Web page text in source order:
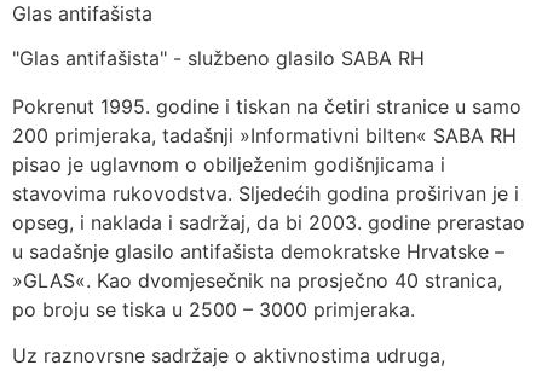
Glas antifašista
"Glas antifašista" - službeno glasilo SABA RH
Pokrenut 1995. godine i tiskan na četiri stranice u samo
200 primjeraka, tadašnji »Informativni bilten« SABA RH
pisao je uglavnom o obilježenim godišnjicama i
stavovima rukovodstva. Sljedećih godina proširivan je i
opseg, i naklada i sadržaj, da bi 2003. godine prerastao
u sadašnje glasilo antifašista demokratske Hrvatske –
»GLAS«. Kao dvomjesečnik na prosječno 40 stranica,
po broju se tiska u 2500 – 3000 primjeraka.
Uz raznovrsne sadržaje o aktivnostima udruga,